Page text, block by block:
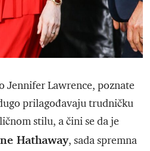
Jennifer Lawrence, poznate
prilagođavaju trudničku
stilu, a čini se da je
Hathaway, sada spremna